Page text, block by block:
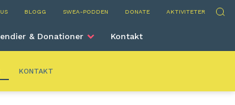
BLOGG SWEA-PODDEN DONATE AKTIVITETER Sök
& Donationer Kontakt
KONTAKT